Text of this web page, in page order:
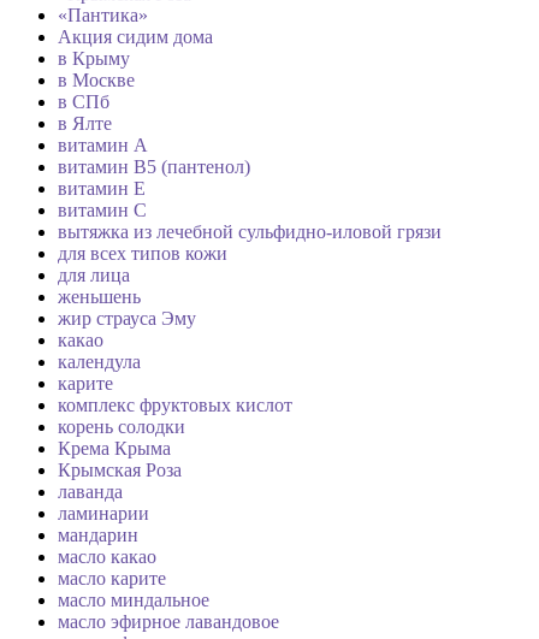
«Пантика»
Акция сидим дома
в Крыму
в Москве
в СПб
в Ялте
витамин А
витамин В5 (пантенол)
витамин Е
витамин С
вытяжка из лечебной сульфидно-иловой грязи
для всех типов кожи
для лица
женьшень
жир страуса Эму
какао
календула
карите
комплекс фруктовых кислот
корень солодки
Крема Крыма
Крымская Роза
лаванда
ламинарии
мандарин
масло какао
масло карите
масло миндальное
масло эфирное лавандовое